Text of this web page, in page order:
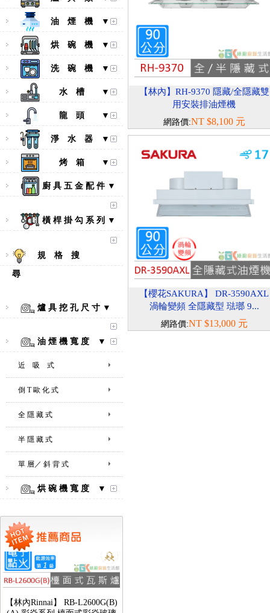
油 煙 機 ▼
烘 碗 機 ▼
洗 碗 機 ▼
水 槽 ▼
龍 頭 ▼
淨 水 器 ▼
烤 箱 ▼
廚 具 五 金 配 件 ▼
橫 桿 掛 勾 系 列 ▼
規 格 搜
尋
爐 具 挖 孔 尺 寸 ▼
油 煙 機 寬 度 ▼
近 吸 式
倒 T 歐 化 式
全 隱 藏 式
半 隱 藏 式
單 層／ 斜 背 式
烘 碗 機 寬 度 ▼
【林內Rinnai】 RB-L2600S(A)
彩焱系列 檯面式彩焱不銹鋼雙
口爐
(A) 彩焱系列 檯面式彩焱玻璃
【林內】RH-9370 隱藏/全隱藏雙
用安裝排油煙機
網路價:NT $8,100 元
【櫻花SAKURA】 DR-3590AXL
渦輪變頻 全隱藏型 琺瑯 9...
網路價:NT $13,000 元